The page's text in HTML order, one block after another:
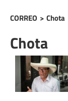
CORREO > Chota
Chota